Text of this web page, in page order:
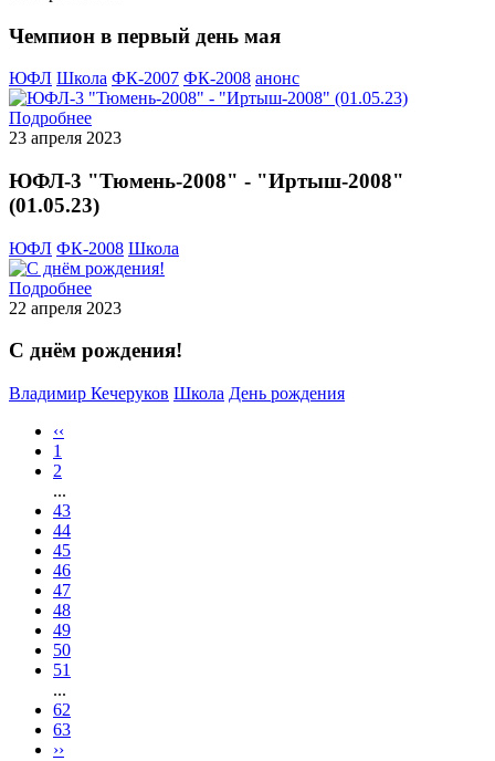
Чемпион в первый день мая
ЮФЛ Школа ФК-2007 ФК-2008 анонс
Подробнее
23 апреля 2023
ЮФЛ-3 "Тюмень-2008" - "Иртыш-2008"
(01.05.23)
ЮФЛ ФК-2008 Школа
Подробнее
22 апреля 2023
С днём рождения!
Владимир Кечеруков Школа День рождения
‹‹
1
2
...
43
44
45
46
47
48
49
50
51
...
62
63
››